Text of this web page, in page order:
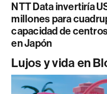
NTT Data invertiría
millones para
capacidad de
en Japón
Lujos y vida en